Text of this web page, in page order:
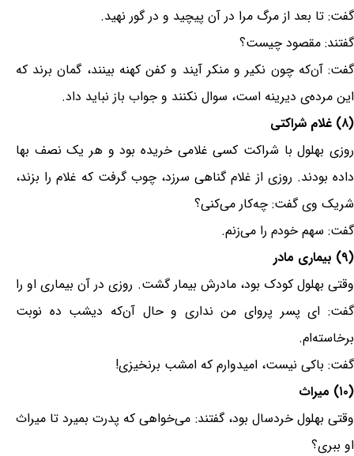
گفت: تا بعد از مرگ مرا در آن پیچید و در گور نهید.
گفتند: مقصود چیست؟
گفت: آن‌که چون نکیر و منکر آیند و کفن کهنه بینند، گمان برند که
این مرده‌ی دیرینه است، سوال نکنند و جواب باز نباید داد.
(۸) غلام شراکتی
روزی بهلول با شراکت کسی غلامی خریده بود و هر یک نصف بها
داده بودند. روزی از غلام گناهی سرزد، چوب گرفت که غلام را بزند،
شریک وی گفت: چه‌کار می‌کنی؟
گفت: سهم خودم را می‌زنم.
(۹) بیماری مادر
وقتی بهلول کودک بود، مادرش بیمار گشت. روزی در آن بیماری او را
گفت: ای پسر پروای من نداری و حال آن‌که دیشب ده نوبت
برخاسته‌ام.
گفت: باکی نیست، امیدوارم که امشب برنخیزی!
(۱۰) میراث
وقتی بهلول خردسال بود، گفتند: می‌خواهی که پدرت بمیرد تا میراث
او ببری؟